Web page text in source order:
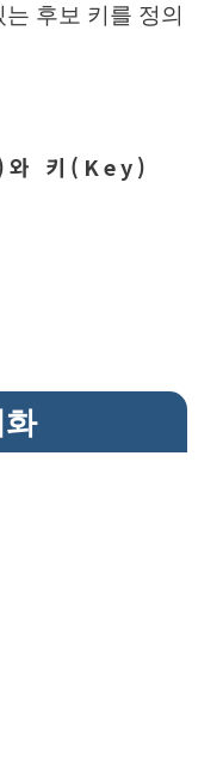
후보 키를 정의
키(Key)